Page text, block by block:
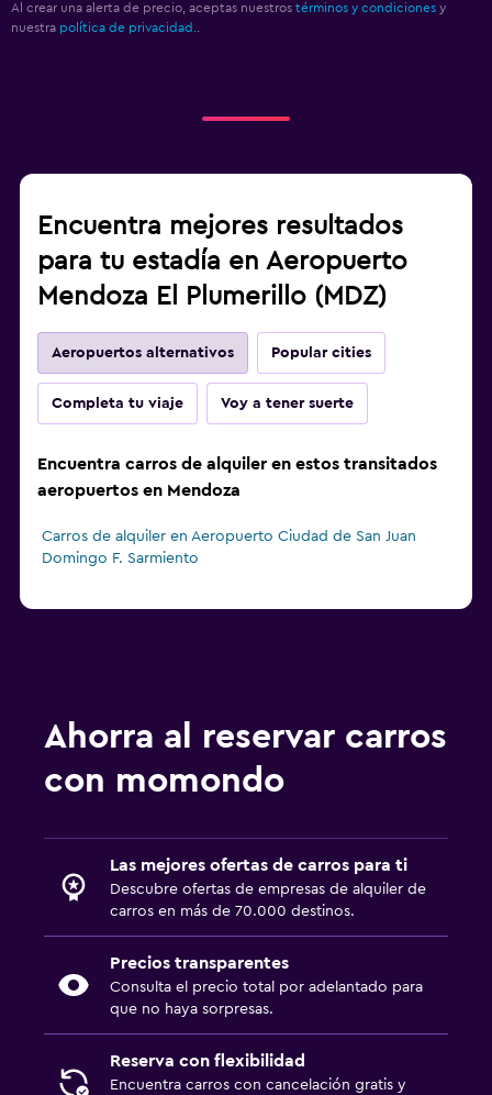
Al crear una alerta de precio, aceptas nuestros términos y condiciones y
nuestra política de privacidad..
Encuentra mejores resultados
para tu estadía en Aeropuerto
Mendoza El Plumerillo (MDZ)
Aeropuertos alternativos Popular cities
Completa tu viaje Voy a tener suerte
Encuentra carros de alquiler en estos transitados
aeropuertos en Mendoza
Carros de alquiler en Aeropuerto Ciudad de San Juan
Domingo F. Sarmiento
Ahorra al reservar carros
con momondo
Las mejores ofertas de carros para ti
Descubre ofertas de empresas de alquiler de
carros en más de 70.000 destinos.
Precios transparentes
Consulta el precio total por adelantado para
que no haya sorpresas.
Reserva con flexibilidad
Encuentra carros con cancelación gratis y